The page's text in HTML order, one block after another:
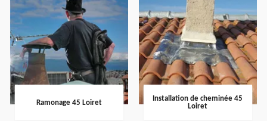
Ramonage 45 Loiret
Installation de cheminée 45
Loiret